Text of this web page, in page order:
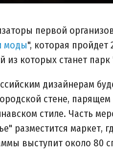
первой
моды", которая пройдет
из которых станет парк
дизайнерам
стене,
стиле. Часть
разместится маркет,
выступит около 80